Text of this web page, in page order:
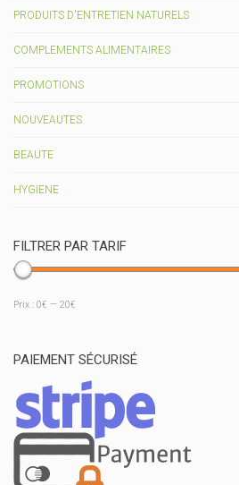
PRODUITS D'ENTRETIEN NATURELS
COMPLEMENTS ALIMENTAIRES
PROMOTIONS
NOUVEAUTES
BEAUTE
HYGIENE
FILTRER PAR TARIF
Prix
Prix
Prix : 0€ — 20€
PAIEMENT SÉCURISÉ